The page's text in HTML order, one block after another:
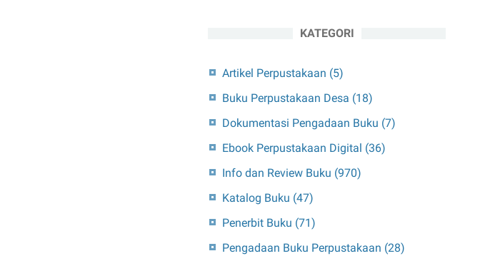
KATEGORI
Artikel Perpustakaan (5)
Buku Perpustakaan Desa (18)
Dokumentasi Pengadaan Buku (7)
Ebook Perpustakaan Digital (36)
Info dan Review Buku (970)
Katalog Buku (47)
Penerbit Buku (71)
Pengadaan Buku Perpustakaan (28)